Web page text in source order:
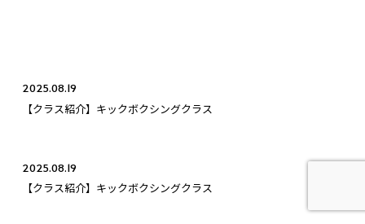
2025.08.19
【クラス紹介】キックボクシングクラス
2025.08.19
【クラス紹介】キックボクシングクラス